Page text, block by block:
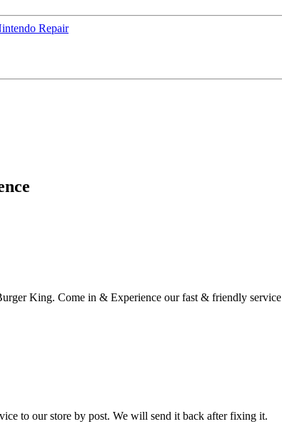
Repair
King. Come in & Experience our fast & friendly
to our store by post. We will send it back after fixing it.